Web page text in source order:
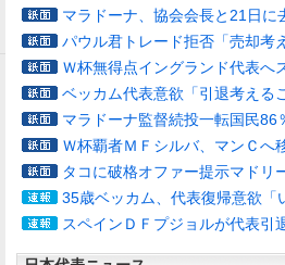
マラドーナ、協会会長と21日に
パウル君トレード拒否「売却考
Ｗ杯無得点イングランド代表へ
ベッカム代表意欲「引退考える
マラドーナ監督続投一転国民86
Ｗ杯覇者ＭＦシルバ、マンＣへ
タコに破格オファー提示マドリ
35歳ベッカム、代表復帰意欲「
スペインＤＦプジョルが代表引